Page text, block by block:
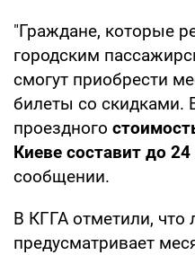
"Граждане, которые
городским
смогут приобрести
билеты со скидками.
проездного
Киеве составит до 24
сообщении.
В КГГА отметили, что
предусматривает